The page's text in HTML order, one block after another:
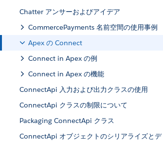
Chatter アンサーおよびアイデア
CommercePayments 名前空間の使用事例
Apex の Connect
Connect in Apex の例
Connect in Apex の機能
ConnectApi 入力および出力クラスの使用
ConnectApi クラスの制限について
Packaging ConnectApi クラス
ConnectApi オブジェクトのシリアライズとデ